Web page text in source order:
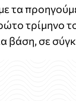
τα
τρίμηνο
βάση, σε